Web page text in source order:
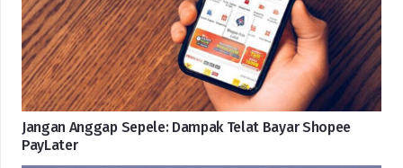
Jangan Anggap Sepele: Dampak Telat Bayar Shopee
PayLater